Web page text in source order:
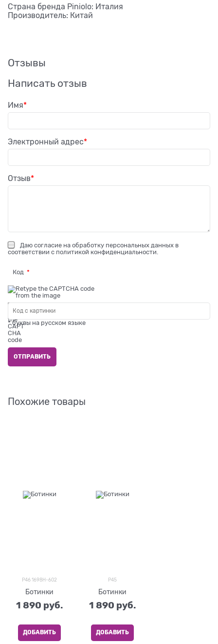
Страна бренда Piniolo: Италия
Производитель: Китай
Отзывы
Написать отзыв
Имя
Электронный адрес
Отзыв
Даю согласие на обработку персональных данных в
соответствии с политикой конфиденциальности
Код
* буквы на русском языке
Похожие товары
P46 1698H-602
Ботинки
1 890 руб.
ДОБАВИТЬ
P45
Ботинки
1 890 руб.
ДОБАВИТЬ